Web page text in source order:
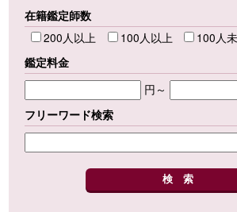
在籍鑑定師数
200人以上
100人以上
100人
鑑定料金
円～
フリーワード検索